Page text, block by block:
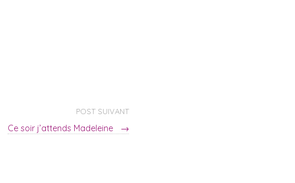
POST SUIVANT
Ce soir j’attends Madeleine →